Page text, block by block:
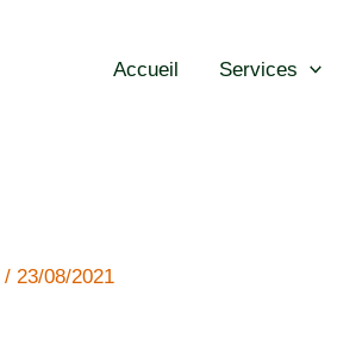
Accueil Services
/ 23/08/2021